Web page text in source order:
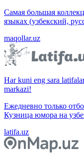
Самая большая
языках (узбекский,
maqollar.uz
Har kuni eng sara
markazi!
Ежедневно только
Кузница юмора на
latifa.uz